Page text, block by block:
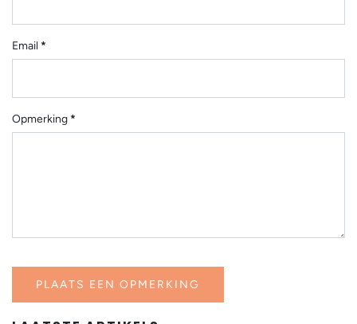
Email *
Opmerking *